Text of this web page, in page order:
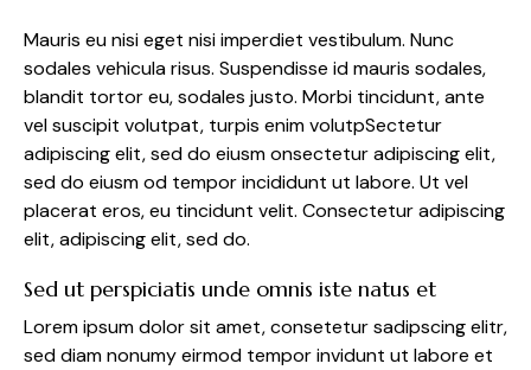
Mauris eu nisi eget nisi imperdiet vestibulum. Nunc
sodales vehicula risus. Suspendisse id mauris sodales,
blandit tortor eu, sodales justo. Morbi tincidunt, ante
vel suscipit volutpat, turpis enim volutpSectetur
adipiscing elit, sed do eiusm onsectetur adipiscing elit,
sed do eiusm od tempor incididunt ut labore. Ut vel
placerat eros, eu tincidunt velit. Consectetur adipiscing
elit, adipiscing elit, sed do.
Sed ut perspiciatis unde omnis iste natus et
Lorem ipsum dolor sit amet, consetetur sadipscing elitr,
sed diam nonumy eirmod tempor invidunt ut labore et